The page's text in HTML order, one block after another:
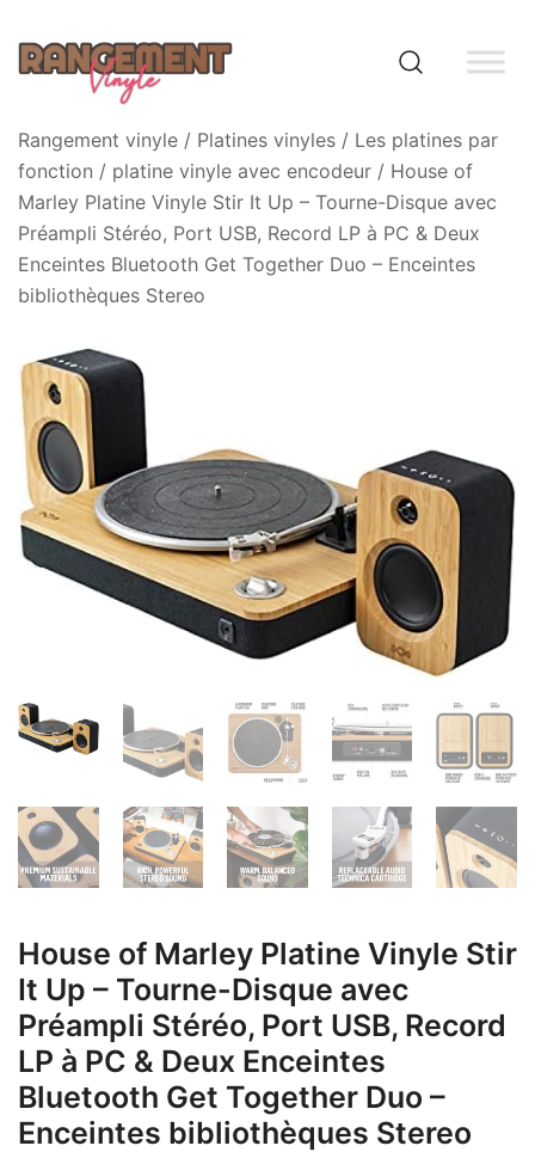
content
Rangement vinyle
Rangement vinyle / Platines vinyles / Les platines par
fonction / platine vinyle avec encodeur / House of
Marley Platine Vinyle Stir It Up – Tourne-Disque avec
Préampli Stéréo, Port USB, Record LP à PC & Deux
Enceintes Bluetooth Get Together Duo – Enceintes
bibliothèques Stereo
House of Marley Platine Vinyle Stir
It Up – Tourne-Disque avec
Préampli Stéréo, Port USB, Record
LP à PC & Deux Enceintes
Bluetooth Get Together Duo –
Enceintes bibliothèques Stereo